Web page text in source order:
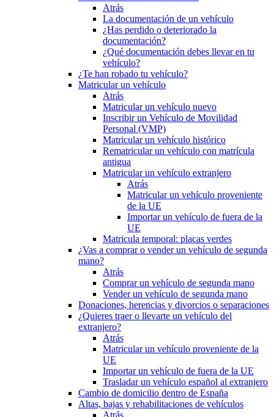
Atrás
La documentación de un vehículo
¿Has perdido o deteriorado la
documentación?
¿Qué documentación debes llevar en tu
vehículo?
¿Te han robado tu vehículo?
Matricular un vehículo
Atrás
Matricular un vehículo nuevo
Inscribir un Vehículo de Movilidad
Personal (VMP)
Matricular un vehículo histórico
Rematricular un vehículo con matrícula
antigua
Matricular un vehículo extranjero
Atrás
Matricular un vehículo proveniente
de la UE
Importar un vehículo de fuera de la
UE
Matricula temporal: placas verdes
¿Vas a comprar o vender un vehículo de segunda
mano?
Atrás
Comprar un vehículo de segunda mano
Vender un vehículo de segunda mano
Donaciones, herencias y divorcios o separaciones
¿Quieres traer o llevarte un vehículo del
extranjero?
Atrás
Matricular un vehículo proveniente de la
UE
Importar un vehículo de fuera de la UE
Trasladar un vehículo español al extranjero
Cambio de domicilio dentro de España
Altas, bajas y rehabilitaciones de vehículos